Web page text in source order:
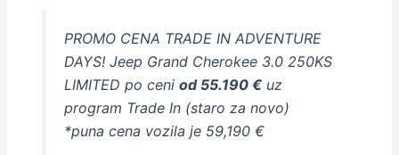
PROMO CENA TRADE IN ADVENTURE
DAYS! Jeep Grand Cherokee 3.0 250KS
LIMITED po ceni od 55.190 €uz
program Trade In (staro za novo)
*puna cena vozila je 59,190 €